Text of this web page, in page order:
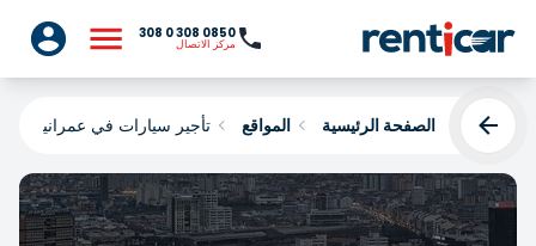
0850 308 0 308
مركز الاتصال
الصفحة الرئيسية المواقع تأجير سيارات في عمرانية